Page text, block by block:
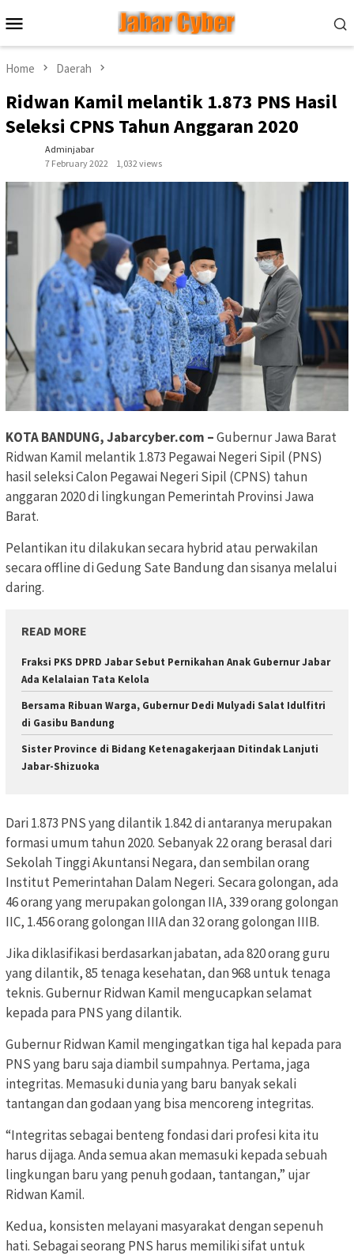
to
contentMenu
Home Daerah
Ridwan Kamil melantik 1.873 PNS Hasil
Seleksi CPNS Tahun Anggaran 2020
Adminjabar
7 February 2022
1,032 views
KOTA BANDUNG, Jabarcyber.com –Gubernur Jawa Barat
Ridwan Kamil melantik 1.873 Pegawai Negeri Sipil (PNS)
hasil seleksi Calon Pegawai Negeri Sipil (CPNS) tahun
anggaran 2020 di lingkungan Pemerintah Provinsi Jawa
Barat.
Pelantikan itu dilakukan secara hybrid atau perwakilan
secara offline di Gedung Sate Bandung dan sisanya melalui
daring.
READ MORE
Fraksi PKS DPRD Jabar Sebut Pernikahan Anak Gubernur Jabar
Ada Kelalaian Tata Kelola
Bersama Ribuan Warga, Gubernur Dedi Mulyadi Salat Idulfitri
di Gasibu Bandung
Sister Province di Bidang Ketenagakerjaan Ditindak Lanjuti
Jabar-Shizuoka
Dari 1.873 PNS yang dilantik 1.842 di antaranya merupakan
formasi umum tahun 2020. Sebanyak 22 orang berasal dari
Sekolah Tinggi Akuntansi Negara, dan sembilan orang
Institut Pemerintahan Dalam Negeri. Secara golongan, ada
46 orang yang merupakan golongan IIA, 339 orang golongan
IIC, 1.456 orang golongan IIIA dan 32 orang golongan IIIB.
Jika diklasifikasi berdasarkan jabatan, ada 820 orang guru
yang dilantik, 85 tenaga kesehatan, dan 968 untuk tenaga
teknis. Gubernur Ridwan Kamil mengucapkan selamat
kepada para PNS yang dilantik.
Gubernur Ridwan Kamil mengingatkan tiga hal kepada para
PNS yang baru saja diambil sumpahnya. Pertama, jaga
integritas. Memasuki dunia yang baru banyak sekali
tantangan dan godaan yang bisa mencoreng integritas.
“Integritas sebagai benteng fondasi dari profesi kita itu
harus dijaga. Anda semua akan memasuki kepada sebuah
lingkungan baru yang penuh godaan, tantangan,” ujar
Ridwan Kamil.
Kedua, konsisten melayani masyarakat dengan sepenuh
hati. Sebagai seorang PNS harus memiliki sifat untuk